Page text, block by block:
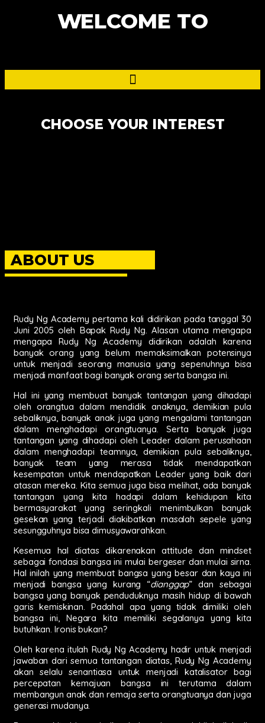
WELCOME TO
CHOOSE YOUR INTEREST
ABOUT US
Rudy Ng Academy pertama kali didirikan pada tanggal 30
Juni 2005 oleh Bapak Rudy Ng. Alasan utama mengapa
mengapa Rudy Ng Academy didirikan adalah karena
banyak orang yang belum memaksimalkan potensinya
untuk menjadi seorang manusia yang sepenuhnya bisa
menjadi manfaat bagi banyak orang serta bangsa ini.
Hal ini yang membuat banyak tantangan yang dihadapi
oleh orangtua dalam mendidik anaknya, demikian pula
sebaliknya, banyak anak juga yang mengalami tantangan
dalam menghadapi orangtuanya. Serta banyak juga
tantangan yang dihadapi oleh Leader dalam perusahaan
dalam menghadapi teamnya, demikian pula sebaliknya,
banyak team yang merasa tidak mendapatkan
kesempatan untuk mendapatkan Leader yang baik dari
atasan mereka. Kita semua juga bisa melihat, ada banyak
tantangan yang kita hadapi dalam kehidupan kita
bermasyarakat yang seringkali menimbulkan banyak
gesekan yang terjadi diakibatkan masalah sepele yang
sesungguhnya bisa dimusyawarahkan.
Kesemua hal diatas dikarenakan attitude dan mindset
sebagai fondasi bangsa ini mulai bergeser dan mulai sirna.
Hal inilah yang membuat bangsa yang besar dan kaya ini
menjadi bangsa yang kurang “dianggap” dan sebagai
bangsa yang banyak penduduknya masih hidup di bawah
garis kemiskinan. Padahal apa yang tidak dimiliki oleh
bangsa ini, Negara kita memiliki segalanya yang kita
butuhkan. Ironis bukan?
Oleh karena itulah Rudy Ng Academy hadir untuk menjadi
jawaban dari semua tantangan diatas, Rudy Ng Academy
akan selalu senantiasa untuk menjadi katalisator bagi
percepatan kemajuan bangsa ini terutama dalam
membangun anak dan remaja serta orangtuanya dan juga
generasi mudanya.